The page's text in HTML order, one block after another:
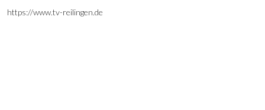
https://www.tv-reilingen.de